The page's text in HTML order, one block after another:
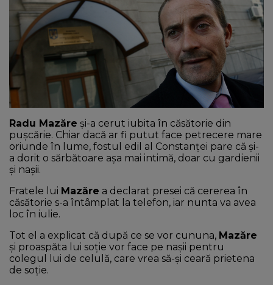
RADIO ACADEMY
NEWS
CONTUL MEU
Radu Mazăre și-a cerut iubita în căsătorie din
pușcărie. Chiar dacă ar fi putut face petrecere mare
oriunde în lume, fostul edil al Constanței pare că și-
a dorit o sărbătoare așa mai intimă, doar cu gardienii
și nașii.
Fratele lui Mazăre a declarat presei că cererea în
căsătorie s-a întâmplat la telefon, iar nunta va avea
loc în iulie.
Tot el a explicat că după ce se vor cununa, Mazăre
și proaspăta lui soție vor face pe nașii pentru
colegul lui de celulă, care vrea să-și ceară prietena
de soție.